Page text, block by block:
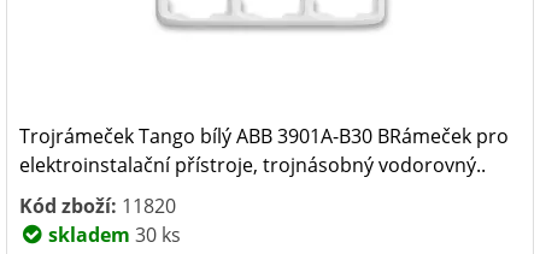
Trojrámeček Tango bílý ABB 3901A-B30 BRámeček pro
elektroinstalační přístroje, trojnásobný vodorovný..
Kód zboží: 11820
skladem 30 ks